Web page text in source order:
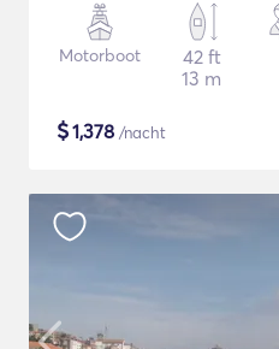
Motorboot
42 ft
13 m
$1,378 /nacht